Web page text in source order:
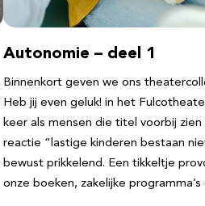
Autonomie – deel 1
Binnenkort geven we ons
Heb jij even geluk! in het
keer als mensen die titel voorbij
reactie “lastige kinderen bestaan
bewust prikkelend. Een tikkeltje
onze boeken, zakelijke